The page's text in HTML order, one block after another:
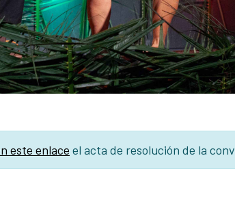
este enlace el acta de resolución de la